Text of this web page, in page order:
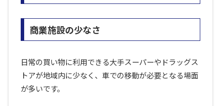
商業施設の少なさ
日常の買い物に利用できる大手スーパーやドラッグス
トアが地域内に少なく、車での移動が必要となる場面
が多いです。